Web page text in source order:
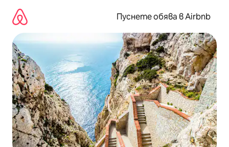
съдържанието
Пуснете обява в Airbnb